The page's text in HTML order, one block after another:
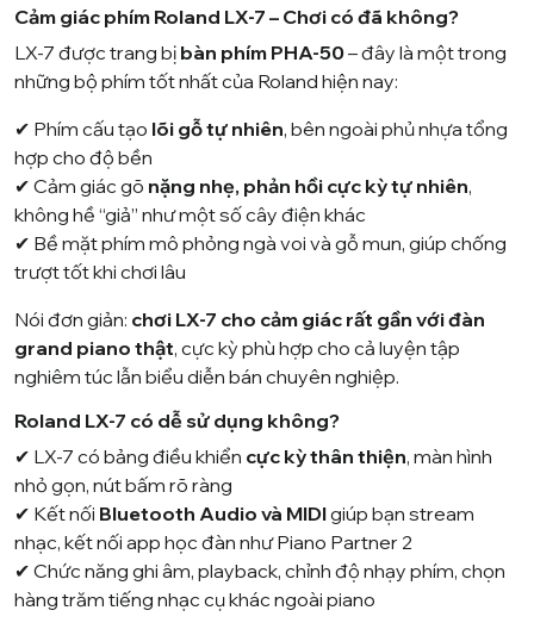
Cảm giác phím Roland LX-7 – Chơi có đã không?
LX-7 được trang bị bàn phím PHA-50– đây là một trong
những bộ phím tốt nhất của Roland hiện nay:
✔ Phím cấu tạo lõi gỗ tự nhiên, bên ngoài phủ nhựa tổng
hợp cho độ bền
✔ Cảm giác gõ nặng nhẹ, phản hồi cực kỳ tự nhiên,
không hề “giả” như một số cây điện khác
✔ Bề mặt phím mô phỏng ngà voi và gỗ mun, giúp chống
trượt tốt khi chơi lâu
Nói đơn giản: chơi LX-7 cho cảm giác rất gần với đàn
grand piano thật, cực kỳ phù hợp cho cả luyện tập
nghiêm túc lẫn biểu diễn bán chuyên nghiệp.
Roland LX-7 có dễ sử dụng không?
✔ LX-7 có bảng điều khiển cực kỳ thân thiện, màn hình
nhỏ gọn, nút bấm rõ ràng
✔ Kết nối Bluetooth Audio và MIDIgiúp bạn stream
nhạc, kết nối app học đàn như Piano Partner 2
✔ Chức năng ghi âm, playback, chỉnh độ nhạy phím, chọn
hàng trăm tiếng nhạc cụ khác ngoài piano